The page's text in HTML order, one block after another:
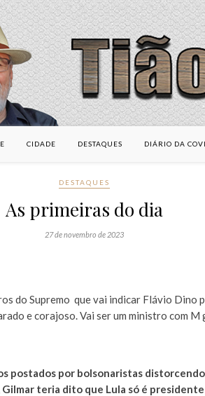
CIDADE DESTAQUES DIÁRIO DA
DESTAQUES
As primeiras do dia
27 de novembro de 2023
do Supremo que vai indicar Flávio Dino
e corajoso. Vai ser um ministro com M
postados por bolsonaristas
teria dito que Lula só é presidente